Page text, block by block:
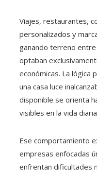
Viajes, restaurantes,
personalizados y
ganando terreno
optaban
económicas. La lógica
una casa luce
disponible se orienta
visibles en la vida
Ese comportamiento
empresas enfocadas
enfrentan dificultades